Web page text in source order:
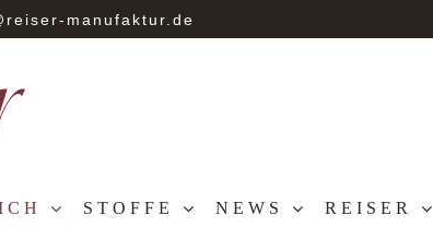
manufaktur.de
STOFFE NEWS REISER